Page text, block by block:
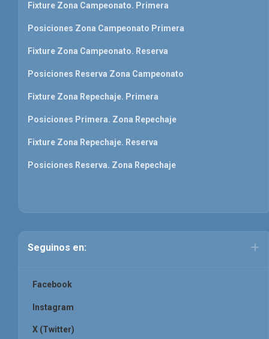
Fixture Zona Campeonato. Primera
Posiciones Zona Campeonato Primera
Fixture Zona Campeonato. Reserva
Posiciones Reserva Zona Campeonato
Fixture Zona Repechaje. Primera
Posiciones Primera. Zona Repechaje
Fixture Zona Repechaje. Reserva
Posiciones Reserva. Zona Repechaje
Seguinos en:
Facebook
Instagram
X (Twitter)